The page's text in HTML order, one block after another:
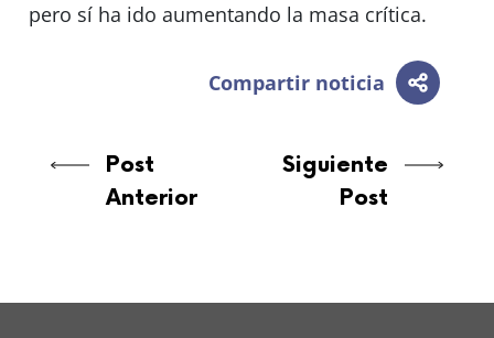
pero sí ha ido aumentando la masa crítica.
Compartir noticia
Post
Anterior
Siguiente
Post